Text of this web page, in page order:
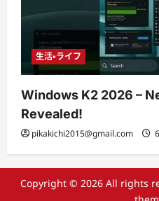
生活・ライフ
Windows K2 2026 –
Revealed!
pikakichi2015@gmail.com
Copyright © 2026 All rights